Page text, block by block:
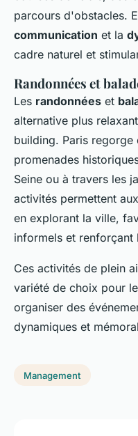
parcours d'obstacles.
communication et la
cadre naturel et
Randonnées et
Les randonnées et
alternative plus
building. Paris regorge
promenades
Seine ou à travers les
activités permettent
en explorant la ville,
informels et renforçant
Ces activités de plein
variété de choix pour
organiser des
dynamiques et
Management